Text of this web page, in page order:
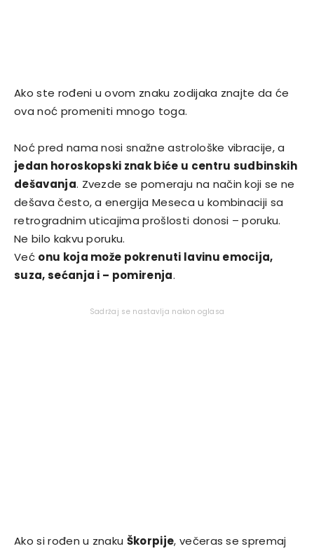
Ako ste rođeni u ovom znaku zodijaka znajte da će
ova noć promeniti mnogo toga.
Noć pred nama nosi snažne astrološke vibracije, a
jedan horoskopski znak biće u centru sudbinskih
dešavanja. Zvezde se pomeraju na način koji se ne
dešava često, a energija Meseca u kombinaciji sa
retrogradnim uticajima prošlosti donosi – poruku.
Ne bilo kakvu poruku.
Već onu koja može pokrenuti lavinu emocija,
suza, sećanja i – pomirenja.
Sadržaj se nastavlja nakon oglasa
Ako si rođen u znaku Škorpije, večeras se spremaj